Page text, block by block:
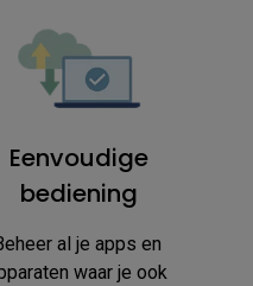
Eenvoudige
bediening
al je apps en
waar je ook